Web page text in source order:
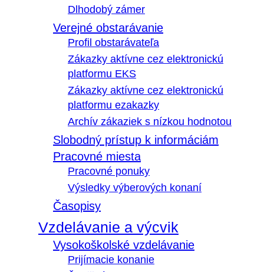
Dlhodobý zámer
Verejné obstarávanie
Profil obstarávateľa
Zákazky aktívne cez elektronickú
platformu EKS
Zákazky aktívne cez elektronickú
platformu ezakazky
Archív zákaziek s nízkou hodnotou
Slobodný prístup k informáciám
Pracovné miesta
Pracovné ponuky
Výsledky výberových konaní
Časopisy
Vzdelávanie a výcvik
Vysokoškolské vzdelávanie
Prijímacie konanie